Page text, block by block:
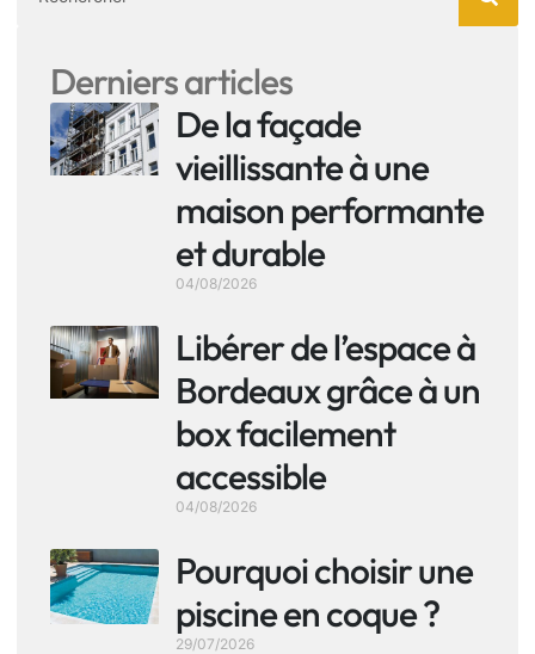
Derniers articles
De la façade
vieillissante à une
maison performante
et durable
04/08/2026
Libérer de l’espace à
Bordeaux grâce à un
box facilement
accessible
04/08/2026
Pourquoi choisir une
piscine en coque ?
29/07/2026